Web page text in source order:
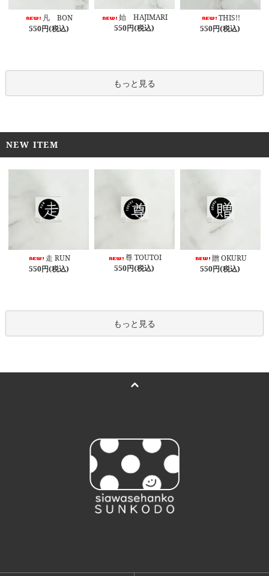
凡 BON
550円(税込)
始 HAJIMARI
550円(税込)
THIS!!
550円(税込)
もっと見る
NEW ITEM
走 RUN
550円(税込)
尊 TOUTOI
550円(税込)
贈 OKURU
550円(税込)
もっと見る